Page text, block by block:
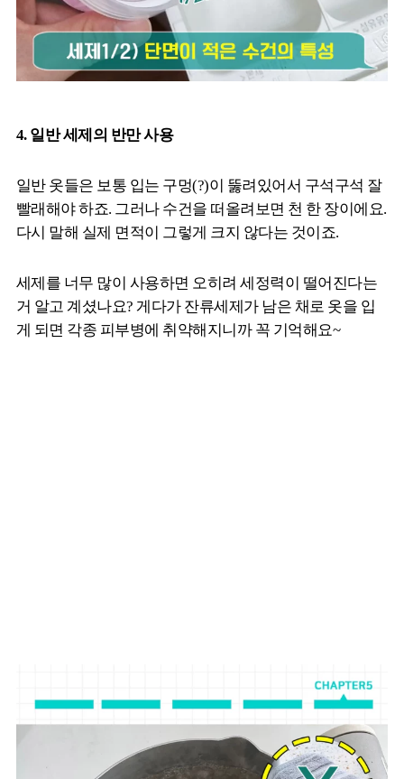
4. 일반 세제의 반만 사용
일반 옷들은 보통 입는 구멍(?)이 뚫려있어서 구석구석 잘
빨래해야 하죠. 그러나 수건을 떠올려보면 천 한 장이에요.
다시 말해 실제 면적이 그렇게 크지 않다는 것이죠.
세제를 너무 많이 사용하면 오히려 세정력이 떨어진다는
거 알고 계셨나요? 게다가 잔류세제가 남은 채로 옷을 입
게 되면 각종 피부병에 취약해지니까 꼭 기억해요~